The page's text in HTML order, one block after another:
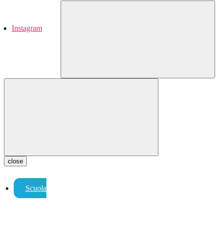
Instagram
close
Scuola